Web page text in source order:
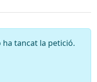
tancat la petició.